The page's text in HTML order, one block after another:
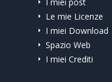
I miei post
Le mie Licenze
I miei Download
Spazio Web
I miei Crediti